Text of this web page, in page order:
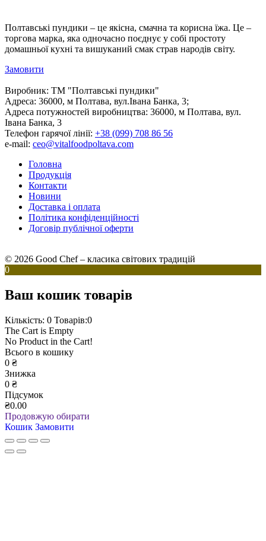
Полтавські пундики – це якісна, смачна та корисна їжа. Це –
торгова марка, яка одночасно поєднує у собі простоту
домашньої кухні та вишуканий смак страв народів світу.
Замовити
Виробник: ТМ "Полтавські пундики"
Адреса: 36000, м Полтава, вул.Івана Банка, 3;
Адреса потужностей виробництва: 36000, м Полтава, вул.
Івана Банка, 3
Телефон гарячої лінії: +38 (099) 708 86 56
e-mail: ceo@vitalfoodpoltava.com
Головна
Продукція
Контакти
Новини
Доставка і оплата
Політика конфіденційності
Договір публічної оферти
© 2026 Good Chef – класика світових традицій
0
Ваш кошик товарів
Кількість: 0 Товарів:0
The Cart is Empty
No Product in the Cart!
Всього в кошику
0 ₴
Знижка
0 ₴
Підсумок
₴0.00
Продовжую обирати
Кошик Замовити